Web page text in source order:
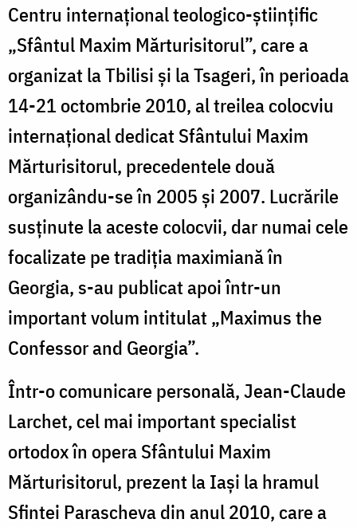
Centru internaţional teologico-ştiinţific
„Sfântul Maxim Mărturisitorul”, care a
organizat la Tbilisi şi la Tsageri, în perioada
14-21 octombrie 2010, al treilea colocviu
internaţional dedicat Sfântului Maxim
Mărturisitorul, precedentele două
organizându-se în 2005 şi 2007. Lucrările
susţinute la aceste colocvii, dar numai cele
focalizate pe tradiţia maximiană în
Georgia, s-au publicat apoi într-un
important volum intitulat „Maximus the
Confessor and Georgia”.
Într-o comunicare personală, Jean-Claude
Larchet, cel mai important specialist
ortodox în opera Sfântului Maxim
Mărturisitorul, prezent la Iaşi la hramul
Sfintei Parascheva din anul 2010, care a